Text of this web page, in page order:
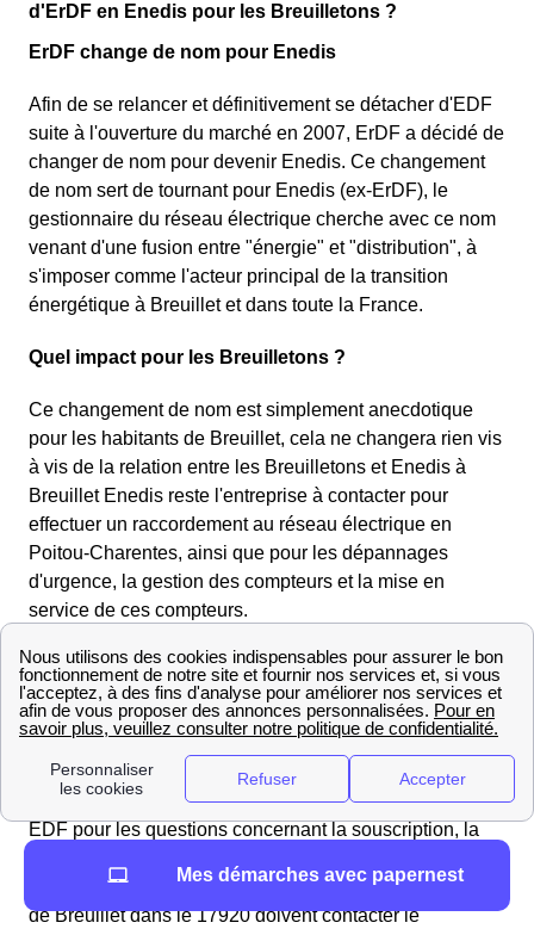
d'ErDF en Enedis pour les Breuilletons ?
ErDF change de nom pour Enedis
Afin de se relancer et définitivement se détacher d'EDF
suite à l'ouverture du marché en 2007, ErDF a décidé de
changer de nom pour devenir Enedis. Ce changement
de nom sert de tournant pour Enedis (ex-ErDF), le
gestionnaire du réseau électrique cherche avec ce nom
venant d'une fusion entre "énergie" et "distribution", à
s'imposer comme l'acteur principal de la transition
énergétique à Breuillet et dans toute la France.
Quel impact pour les Breuilletons ?
Ce changement de nom est simplement anecdotique
pour les habitants de Breuillet, cela ne changera rien vis
à vis de la relation entre les Breuilletons et Enedis à
Breuillet Enedis reste l'entreprise à contacter pour
effectuer un raccordement au réseau électrique en
Poitou-Charentes, ainsi que pour les dépannages
d'urgence, la gestion des compteurs et la mise en
service de ces compteurs.
La différenciation entre Enedis et EDF
Contrairement à Enedis, EDF est un fournisseur
d'électricité, EDF à Breuillet est seulement responsable
de proposer des offres d'électricité et de gaz auxquelles
les Breuilletons peuvent souscrire. Il faut donc contacter
EDF pour les questions concernant la souscription, la
l'électricité. Pour toutes autres démarches les habitants
de Breuillet dans le 17920 doivent contacter le
Mes démarches avec papernest